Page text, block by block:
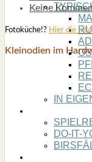
IN
DO-IT-
Keine
Foto­kü­che!? Hier die
Klein­odi­en im